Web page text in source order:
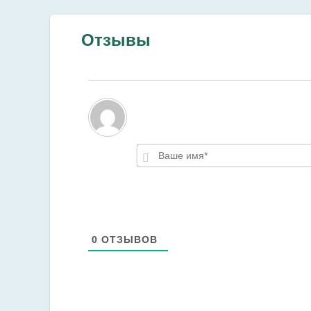
Отзывы
0 ОТЗЫВОВ